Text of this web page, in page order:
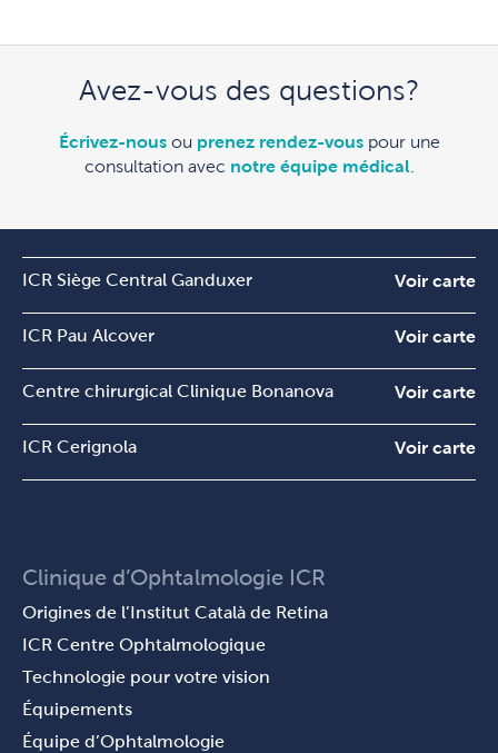
Avez-vous des questions?
Écrivez-nousou prenez rendez-vouspour une
consultation avec notre équipe médical.
ICR Siège Central Ganduxer Voir carte
ICR Pau Alcover Voir carte
Centre chirurgical Clinique Bonanova Voir carte
ICR Cerignola Voir carte
Clinique d’Ophtalmologie ICR
Origines de l’Institut Català de Retina
ICR Centre Ophtalmologique
Technologie pour votre vision
Équipements
Équipe d’Ophtalmologie